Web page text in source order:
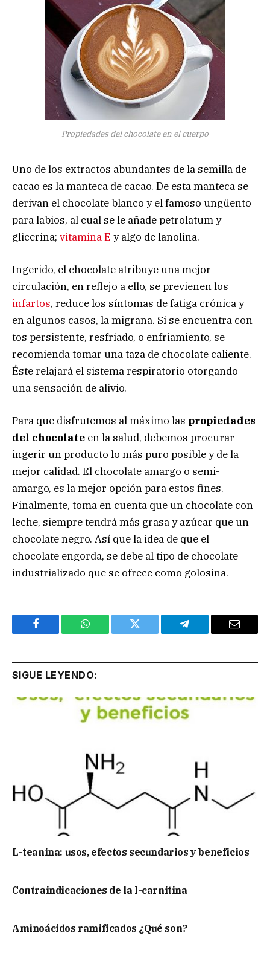
Propiedades del chocolate en el cuerpo
Uno de los extractos abundantes de la semilla de
cacao es la manteca de cacao. De esta manteca se
derivan el chocolate blanco y el famoso ungüento
para labios, al cual se le añade petrolatum y
glicerina; vitamina E y algo de lanolina.
Ingerido, el chocolate atribuye una mejor
circulación, en reflejo a ello, se previenen los
infartos, reduce los síntomas de fatiga crónica y
en algunos casos, la migraña. Si se encuentra con
tos persistente, resfriado, o enfriamiento, se
recomienda tomar una taza de chocolate caliente.
Éste relajará el sistema respiratorio otorgando
una sensación de alivio.
Para que disfrutemos al máximo las propiedades
del chocolate en la salud, debemos procurar
ingerir un producto lo más puro posible y de la
mejor calidad. El chocolate amargo o semi-
amargo, es la mejor opción para estos fines.
Finalmente, toma en cuenta que un chocolate con
leche, siempre tendrá más grasa y azúcar que un
chocolate negro. Así que la idea de que el
chocolate engorda, se debe al tipo de chocolate
industrializado que se ofrece como golosina.
Facebook WhatsApp Twitter Telegram Email
SIGUE LEYENDO:
L-teanina: usos, efectos secundarios y beneficios
Contraindicaciones de la l-carnitina
Aminoácidos ramificados ¿Qué son?